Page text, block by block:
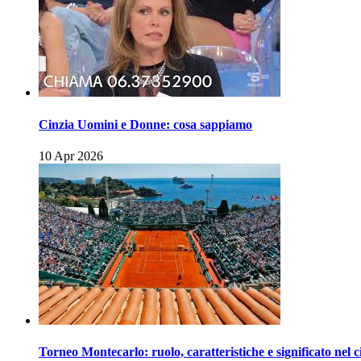
Cinzia Uomini e Donne: cosa sappiamo
10 Apr 2026
Torneo Montecarlo: ruolo, caratteristiche e significato nel